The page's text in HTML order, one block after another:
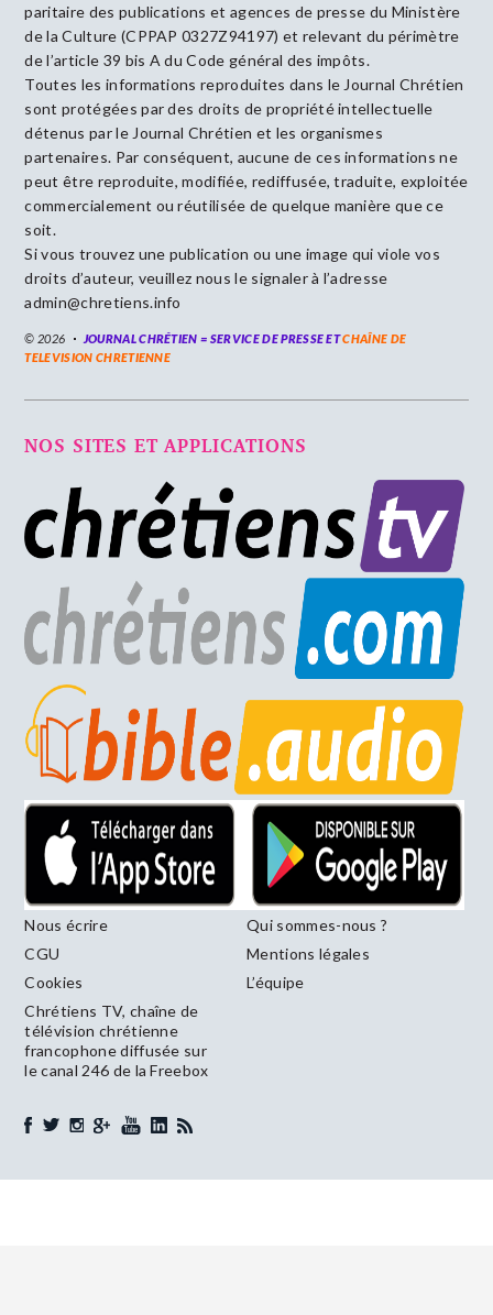
paritaire des publications et agences de presse du Ministère
de la Culture (CPPAP 0327Z94197) et relevant du périmètre
de l’article 39 bis A du Code général des impôts.
Toutes les informations reproduites dans le Journal Chrétien
sont protégées par des droits de propriété intellectuelle
détenus par le Journal Chrétien et les organismes
partenaires. Par conséquent, aucune de ces informations ne
peut être reproduite, modifiée, rediffusée, traduite, exploitée
commercialement ou réutilisée de quelque manière que ce
soit.
Si vous trouvez une publication ou une image qui viole vos
droits d’auteur, veuillez nous le signaler à l’adresse
admin@chretiens.info
© 2026 JOURNAL CHRÉTIEN = SERVICE DE PRESSE ETCHAÎNE DE
TELEVISION CHRETIENNE
NOS SITES ET APPLICATIONS
Nous écrire
Qui sommes-nous ?
CGU
Mentions légales
Cookies
L’équipe
Chrétiens TV, chaîne de
télévision chrétienne
francophone diffusée sur
le canal 246 de la Freebox